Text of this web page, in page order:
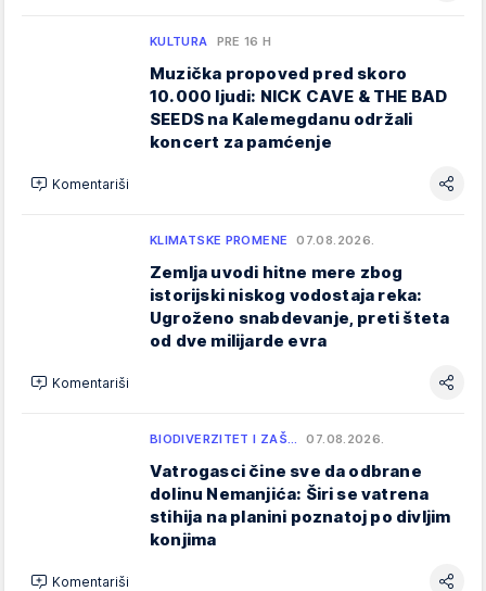
KULTURA PRE 16 H
Muzička propoved pred skoro
10.000 ljudi: NICK CAVE & THE BAD
SEEDS na Kalemegdanu održali
koncert za pamćenje
Komentariši
KLIMATSKE PROMENE 07.08.2026.
Zemlja uvodi hitne mere zbog
istorijski niskog vodostaja reka:
Ugroženo snabdevanje, preti šteta
od dve milijarde evra
Komentariši
BIODIVERZITET I ZAŠ… 07.08.2026.
Vatrogasci čine sve da odbrane
dolinu Nemanjića: Širi se vatrena
stihija na planini poznatoj po divljim
konjima
Komentariši